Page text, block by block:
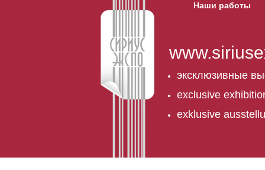
Наши работы
эксклюзивные
exclusive
exklusive